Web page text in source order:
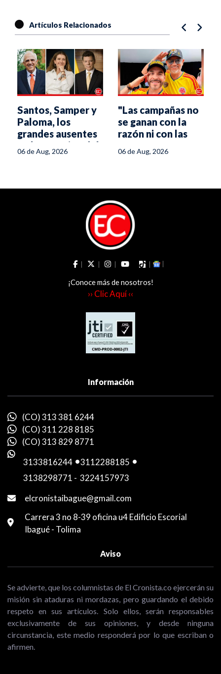
Artículos Relacionados
Santos, Samper y
Paloma, los
grandes ausentes
en la posesión del
presidente De la
06 de Aug, 2026
"Las campañas no
se ganan con la
razón ni con las
estratega de De la
06 de Aug, 2026
¡Conoce más de nosotros!
›› Clic Aquí ‹‹
Información
(CO) 313 381 6244
(CO) 311 228 8185
(CO) 313 829 8771
3133816244 -3112288185 -
3138298771 - 3224157973
elcronistaibague@gmail.com
Carrera 3 no 8-39 oficina u4 Edificio Escorial
Ibagué - Tolima
Aviso
Se advierte, que los columnistas de El Cronista.co ejercerán su
misión sin ataduras ni mordazas, pero guardando el debido
respeto en sus artículos. Solo ellos, serán responsables
exclusivamente de sus opiniones, y desde ninguna
circunstancia, este medio responderá por lo que escriban o
afirmen.